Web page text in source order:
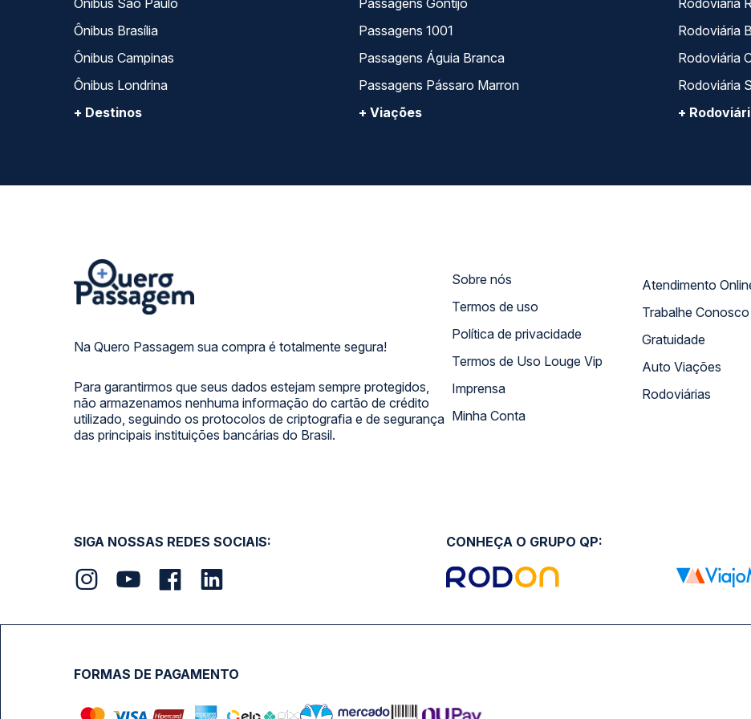
Ônibus São Paulo
Ônibus Brasília
Ônibus Campinas
Ônibus Londrina
+ Destinos
Passagens Gontijo
Passagens 1001
Passagens Águia Branca
Passagens Pássaro Marron
+ Viações
Rodoviária
Rodoviária
Rodoviária
Rodoviária
+
Na Quero Passagem sua compra é totalmente segura!
Para garantirmos que seus dados estejam sempre protegidos,
não armazenamos nenhuma informação do cartão de crédito
utilizado, seguindo os protocolos de criptografia e de segurança
das principais instituições bancárias do Brasil.
Sobre nós
Termos de uso
Política de privacidade
Termos de Uso Louge Vip
Imprensa
Minha Conta
Atendimento
Trabalhe Conosco
Gratuidade
Auto Viações
Rodoviárias
SIGA NOSSAS REDES SOCIAIS: CONHEÇA O GRUPO QP:
FORMAS DE PAGAMENTO